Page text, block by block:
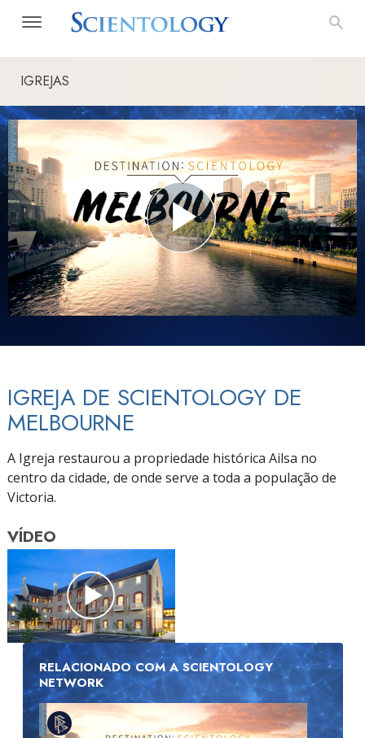
IGREJAS
IGREJA DE SCIENTOLOGY DE
MELBOURNE
A Igreja restaurou a propriedade histórica Ailsa no
centro da cidade, de onde serve a toda a população de
Victoria.
VÍDEO
RELACIONADO COM A SCIENTOLOGY
NETWORK